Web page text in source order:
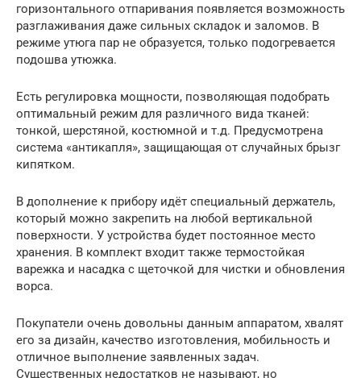
горизонтального отпаривания появляется возможность
разглаживания даже сильных складок и заломов. В
режиме утюга пар не образуется, только подогревается
подошва утюжка.
Есть регулировка мощности, позволяющая подобрать
оптимальный режим для различного вида тканей:
тонкой, шерстяной, костюмной и т.д. Предусмотрена
система «антикапля», защищающая от случайных брызг
кипятком.
В дополнение к прибору идёт специальный держатель,
который можно закрепить на любой вертикальной
поверхности. У устройства будет постоянное место
хранения. В комплект входит также термостойкая
варежка и насадка с щеточкой для чистки и обновления
ворса.
Покупатели очень довольны данным аппаратом, хвалят
его за дизайн, качество изготовления, мобильность и
отличное выполнение заявленных задач.
Существенных недостатков не называют, но